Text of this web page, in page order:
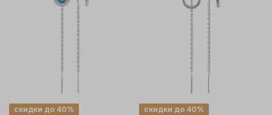
скидки до 40% скидки до 40%